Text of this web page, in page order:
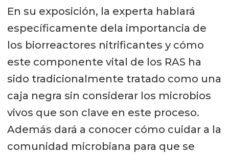
En su exposición, la experta hablará
específicamente dela importancia de
los biorreactores nitrificantes y cómo
este componente vital de los RAS ha
sido tradicionalmente tratado como una
caja negra sin considerar los microbios
vivos que son clave en este proceso.
Además dará a conocer cómo cuidar a la
comunidad microbiana para que se